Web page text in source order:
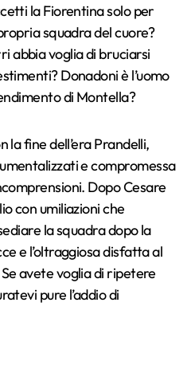
la Fiorentina solo per
squadra del cuore?
abbia voglia di bruciarsi
Donadoni è l’uomo
di Montella?
la fine dell’era Prandelli,
e compromessa
Dopo Cesare
con umiliazioni che
la squadra dopo la
e l’oltraggiosa disfatta al
avete voglia di ripetere
pure l’addio di